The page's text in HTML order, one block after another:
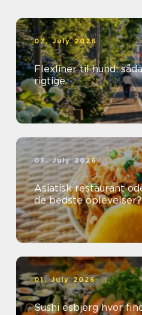
07. July 2026
Flexliner til hund:
rigtige
03. July 2026
Asiatisk restaurant odense hvor
de bedste oplevelser?
01. July 2026
Sushi esbjerg hvor finder du den bedste